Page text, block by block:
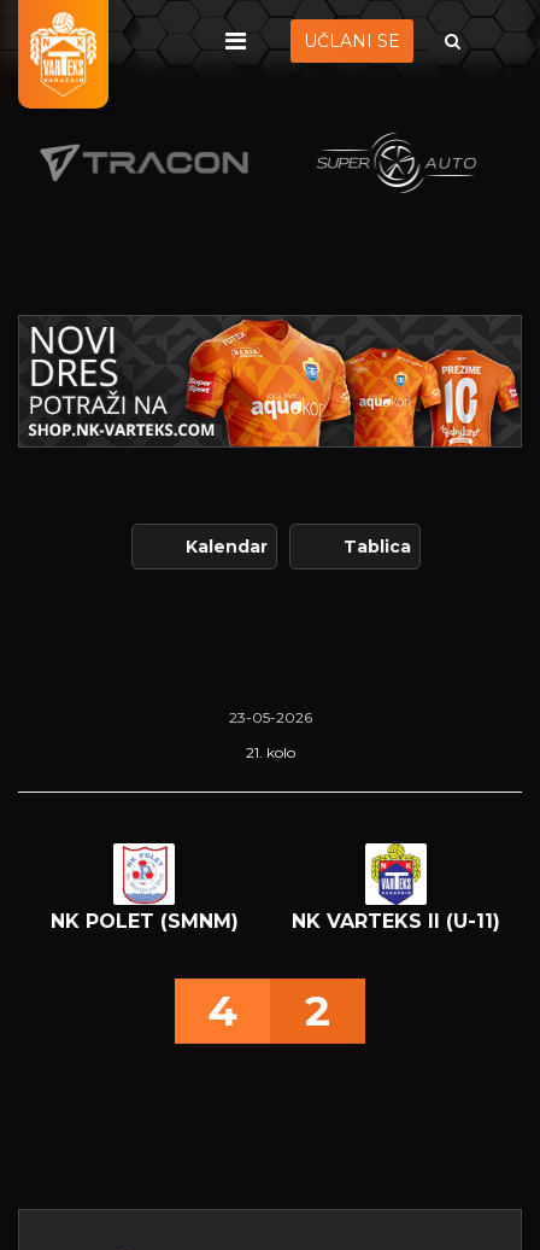
UČLANI SE
Kalendar Tablica
23-05-2026
21. kolo
NK POLET (SMNM) NK VARTEKS II (U-11)
4 2